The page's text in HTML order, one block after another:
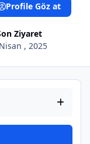
Son Ziyaret
, 2025
Profile Göz at